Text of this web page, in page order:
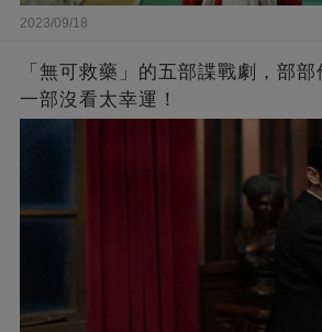
2023/09/18
「無可救藥」的五部諜戰劇，部部
一部沒看太幸運！